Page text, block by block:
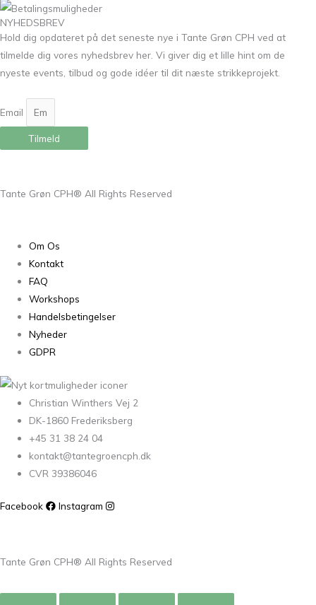
NYHEDSBREV
Hold dig opdateret på det seneste nye i Tante Grøn CPH ved at
tilmelde dig vores nyhedsbrev her. Vi giver dig et lille hint om de
nyeste events, tilbud og gode idéer til dit næste strikkeprojekt.
Email
Tilmeld
Tante Grøn CPH® All Rights Reserved
Om Os
Kontakt
FAQ
Workshops
Handelsbetingelser
Nyheder
GDPR
Christian Winthers Vej 2
DK-1860 Frederiksberg
+45 31 38 24 04
kontakt@tantegroencph.dk
CVR 39386046
Facebook Instagram
Tante Grøn CPH® All Rights Reserved